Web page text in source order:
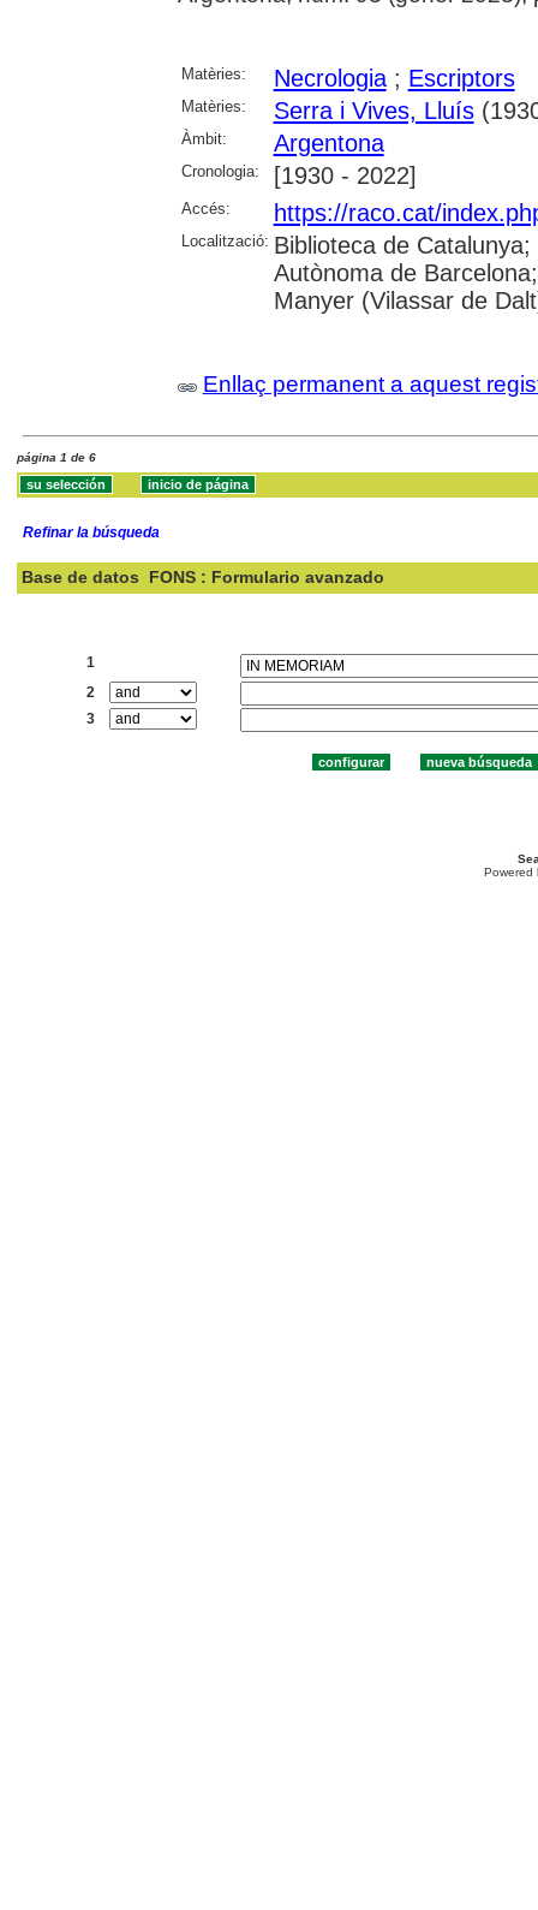
Matèries: Necrologia; Escriptors
Matèries: Serra i Vives, Lluís
Àmbit: Argentona
Cronologia: [1930 - 2022]
Accés: https://raco.cat/
Localització: Biblioteca de
Autònoma de
Manyer (Vilassar de
Enllaç permanent a aquest
página 1 de 6
Refinar la búsqueda
Base de datos FONS : Formulario avanzado
1
2
3